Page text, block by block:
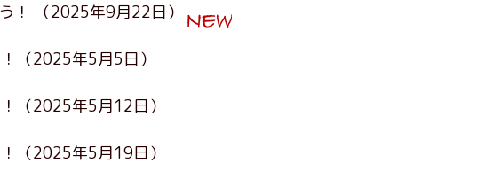
！ （2025年9月22日）
（2025年5月5日）
（2025年5月12日）
（2025年5月19日）